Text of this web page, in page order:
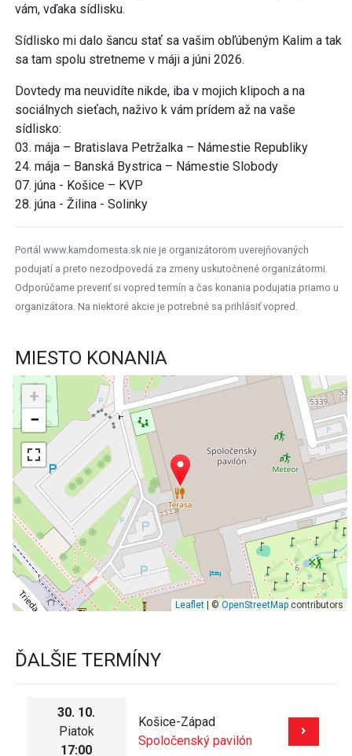
vám, vďaka sídlisku.
Sídlisko mi dalo šancu stať sa vašim obľúbeným Kalim a tak
sa tam spolu stretneme v máji a júni 2026.
Dovtedy ma neuvidíte nikde, iba v mojich klipoch a na
sociálnych sieťach, naživo k vám prídem až na vaše
sídlisko:
03. mája – Bratislava Petržalka – Námestie Republiky
24. mája – Banská Bystrica – Námestie Slobody
07. júna - Košice – KVP
28. júna - Žilina - Solinky
Portál www.kamdomesta.sk nie je organizátorom uverejňovaných
podujatí a preto nezodpovedá za zmeny uskutočnené organizátormi.
Odporúčame preveriť si vopred termín a čas konania podujatia priamo u
organizátora. Na niektoré akcie je potrebné sa prihlásiť vopred.
MIESTO KONANIA
+
−
Leaflet| © OpenStreetMapcontributors
ĎALŠIE TERMÍNY
30. 10.
Piatok
17:00
Košice-Západ
Spoločenský pavilón